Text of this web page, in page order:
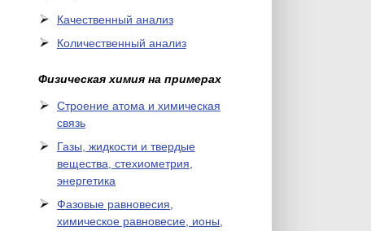
Качественный анализ
Количественный анализ
Физическая химия на примерах
Cтроение атома и химическая
связь
Газы, жидкости и твердые
вещества, стехиометрия,
энергетика
Фазовые равновесия,
химическое равновесие, ионы,